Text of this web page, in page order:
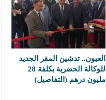
العيون.. تدشين المقر الجديد
للوكالة الحضرية بكلفة 28
مليون درهم (التفاصيل)